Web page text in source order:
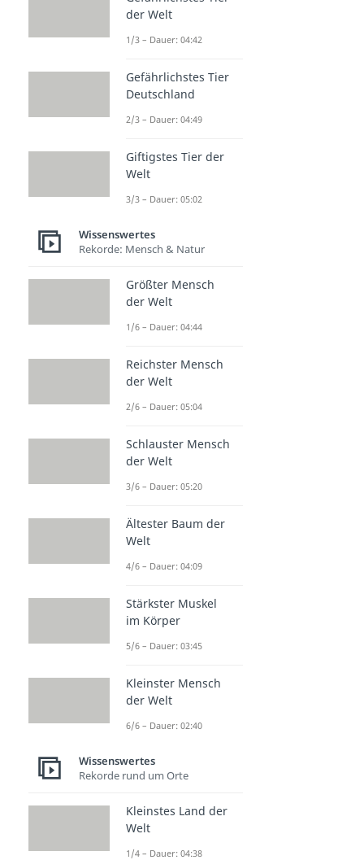
der Welt
1/3 – Dauer: 04:42
Gefährlichstes Tier
Deutschland
2/3 – Dauer: 04:49
Giftigstes Tier der
Welt
3/3 – Dauer: 05:02
Wissenswertes
Rekorde: Mensch & Natur
Größter Mensch
der Welt
1/6 – Dauer: 04:44
Reichster Mensch
der Welt
2/6 – Dauer: 05:04
Schlauster Mensch
der Welt
3/6 – Dauer: 05:20
Ältester Baum der
Welt
4/6 – Dauer: 04:09
Stärkster Muskel
im Körper
5/6 – Dauer: 03:45
Kleinster Mensch
der Welt
6/6 – Dauer: 02:40
Wissenswertes
Rekorde rund um Orte
Kleinstes Land der
Welt
1/4 – Dauer: 04:38